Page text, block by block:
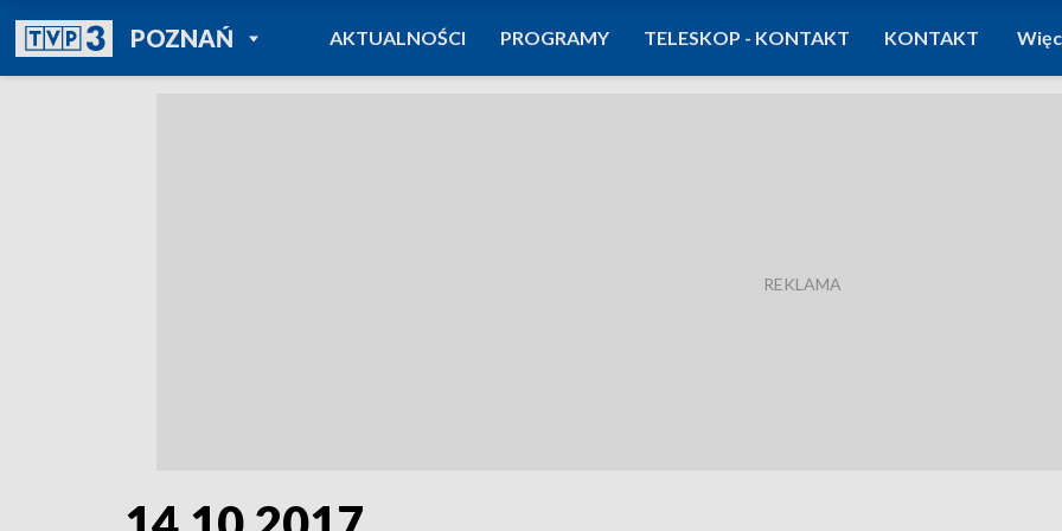
POZNAŃPOWRÓT DO
TVP REGIONY
AKTUALNOŚCI PROGRAMY TELESKOP - KONTAKT KONTAKT